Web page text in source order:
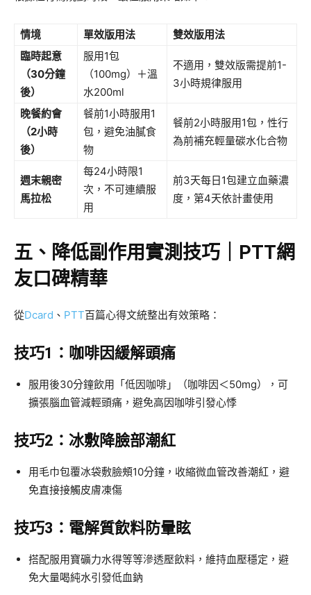
情境 單效版用法
雙效版用法
臨時起意
（30分鐘
後）
服用1包
（100mg）＋溫
水200ml
不適用，雙效版需提前1-
3小時規律服用
晚餐約會
（2小時
後）
餐前1小時服用1
包，避免油膩食
物
餐前2小時服用1包，性行
為前補充輕量碳水化合物
週末親密
馬拉松
每24小時限1
次，不可連續服
用
前3天每日1包建立血藥濃
度，第4天依計畫使用
五、降低副作用實測技巧｜PTT網
友口碑精華
從Dcard 、 PTT百篇心得文統整出有效策略：
技巧1：咖啡因緩解頭痛
服用後30分鐘飲用「低因咖啡」（咖啡因＜50mg），可
擴張腦血管減輕頭痛，避免高因咖啡引發心悸
技巧2：冰敷降臉部潮紅
用毛巾包覆冰袋敷臉頰10分鐘，收縮微血管改善潮紅，避
免直接接觸皮膚凍傷
技巧3：電解質飲料防暈眩
搭配服用寶礦力水得等等滲透壓飲料，維持血壓穩定，避
免大量喝純水引發低血鈉